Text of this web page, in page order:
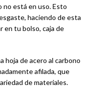
no está en uso. Esto
haciendo de esta
en tu bolso, caja de
hoja de acero al carbono
afilada, que
de materiales.